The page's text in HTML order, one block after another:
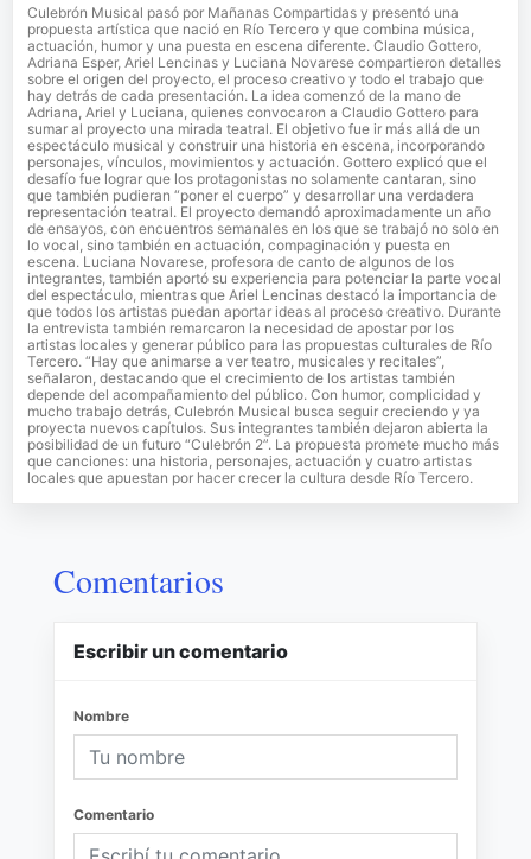
Culebrón Musical pasó por Mañanas Compartidas y presentó una
propuesta artística que nació en Río Tercero y que combina música,
actuación, humor y una puesta en escena diferente. Claudio Gottero,
Adriana Esper, Ariel Lencinas y Luciana Novarese compartieron detalles
sobre el origen del proyecto, el proceso creativo y todo el trabajo que
hay detrás de cada presentación. La idea comenzó de la mano de
Adriana, Ariel y Luciana, quienes convocaron a Claudio Gottero para
sumar al proyecto una mirada teatral. El objetivo fue ir más allá de un
espectáculo musical y construir una historia en escena, incorporando
personajes, vínculos, movimientos y actuación. Gottero explicó que el
desafío fue lograr que los protagonistas no solamente cantaran, sino
que también pudieran “poner el cuerpo” y desarrollar una verdadera
representación teatral. El proyecto demandó aproximadamente un año
de ensayos, con encuentros semanales en los que se trabajó no solo en
lo vocal, sino también en actuación, compaginación y puesta en
escena. Luciana Novarese, profesora de canto de algunos de los
integrantes, también aportó su experiencia para potenciar la parte vocal
del espectáculo, mientras que Ariel Lencinas destacó la importancia de
que todos los artistas puedan aportar ideas al proceso creativo. Durante
la entrevista también remarcaron la necesidad de apostar por los
artistas locales y generar público para las propuestas culturales de Río
Tercero. “Hay que animarse a ver teatro, musicales y recitales”,
señalaron, destacando que el crecimiento de los artistas también
depende del acompañamiento del público. Con humor, complicidad y
mucho trabajo detrás, Culebrón Musical busca seguir creciendo y ya
proyecta nuevos capítulos. Sus integrantes también dejaron abierta la
posibilidad de un futuro “Culebrón 2”. La propuesta promete mucho más
que canciones: una historia, personajes, actuación y cuatro artistas
locales que apuestan por hacer crecer la cultura desde Río Tercero.
Comentarios
Escribir un comentario
Nombre
Comentario